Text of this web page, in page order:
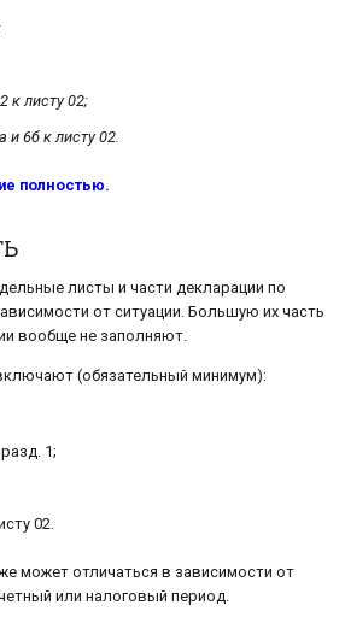
листу 02;
6б к листу 02.
полностью.
листы и части декларации по
от ситуации. Большую их часть
вообще не заполняют.
(обязательный минимум):
1;
02.
может отличаться в зависимости от
или налоговый период.